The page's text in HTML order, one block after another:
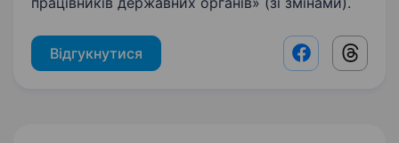
Відгукнутися Facebook